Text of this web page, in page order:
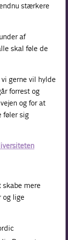
stærkere
af
skal føle de
gerne vil hylde
forrest og
og for at
føler sig
mere
og lige